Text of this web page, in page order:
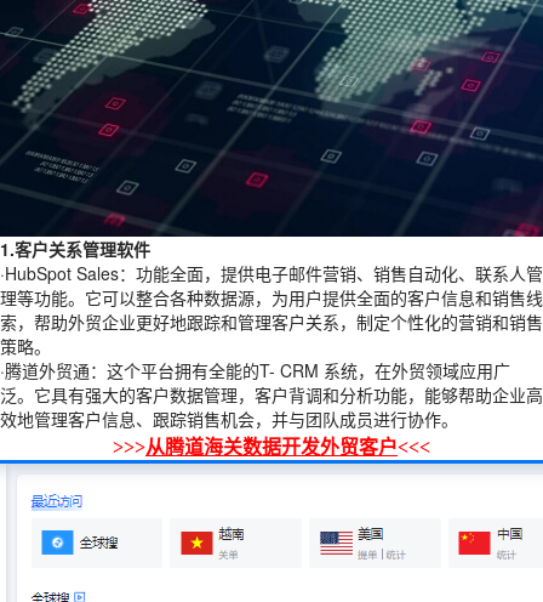
1.客户关系管理软件
·HubSpot Sales：功能全面，提供电子邮件营销、销售自动化、联系人管
理等功能。它可以整合各种数据源，为用户提供全面的客户信息和销售线
索，帮助外贸企业更好地跟踪和管理客户关系，制定个性化的营销和销售
策略。
·腾道外贸通：这个平台拥有全能的T- CRM 系统，在外贸领域应用广
泛。它具有强大的客户数据管理，客户背调和分析功能，能够帮助企业高
效地管理客户信息、跟踪销售机会，并与团队成员进行协作。
>>>从腾道海关数据开发外贸客户<<<